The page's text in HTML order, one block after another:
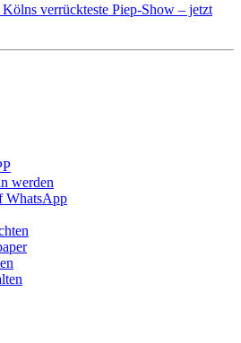
Kölns verrückteste Piep-Show – jetzt
werden
WhatsApp